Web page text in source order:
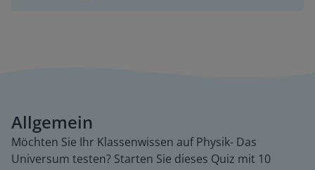
Allgemein
Möchten Sie Ihr Klassenwissen auf Physik- Das
Universum testen? Starten Sie dieses Quiz mit 10